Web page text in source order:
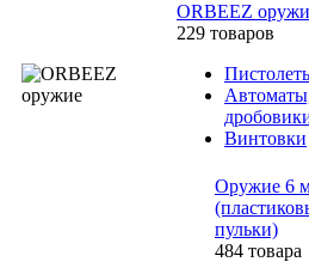
ORBEEZ
229 товаров
Винтовки
Оружие 6
пульки)
484 товара